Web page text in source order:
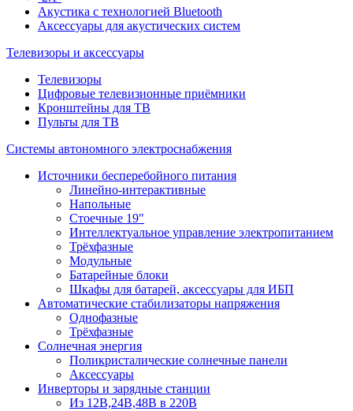
Акустика с технологией Bluetooth
Аксессуары для акустических систем
Телевизоры и аксессуары
Телевизоры
Цифровые телевизионные приёмники
Кронштейны для ТВ
Пульты для ТВ
Системы автономного электроснабжения
Источники бесперебойного питания
Линейно-интерактивные
Напольные
Стоечные 19"
Интеллектуальное управление электропитанием
Трёхфазные
Модульные
Батарейные блоки
Шкафы для батарей, аксессуары для ИБП
Автоматические стабилизаторы напряжения
Однофазные
Трёхфазные
Солнечная энергия
Поликристалические солнечные панели
Аксессуары
Инверторы и зарядные станции
Из 12В,24В,48В в 220В